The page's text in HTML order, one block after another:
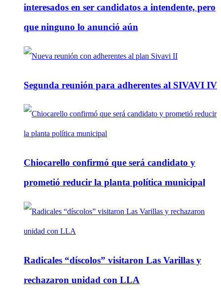
interesados en ser candidatos a intendente, pero
que ninguno lo anunció aún
Segunda reunión para adherentes al SIVAVI IV
Chiocarello confirmó que será candidato y
prometió reducir la planta política municipal
Radicales “díscolos” visitaron Las Varillas y
rechazaron unidad con LLA